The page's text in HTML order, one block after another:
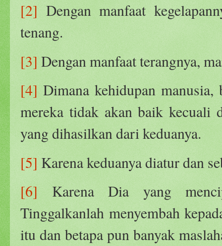
[2] Dengan manfaat
tenang.
[3] Dengan manfaat terangnya,
[4] Dimana kehidupan manusia,
mereka tidak akan baik kecuali
yang dihasilkan dari keduanya.
[5] Karena keduanya diatur dan
[6] Karena Dia yang
Tinggalkanlah menyembah
itu dan betapa pun banyak